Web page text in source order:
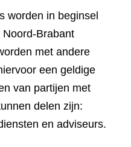
worden in beginsel
Brabant
met andere
een geldige
van partijen met
delen zijn:
en adviseurs.